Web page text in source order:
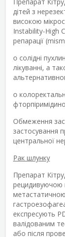
дітей з
високою
Instability-High
репарації
o солідні
лікуванні, а
o
Обмеження
застосування
центральної
Рак шлунку
Препарат
рецидивуючою
експресують
валідованим
або після